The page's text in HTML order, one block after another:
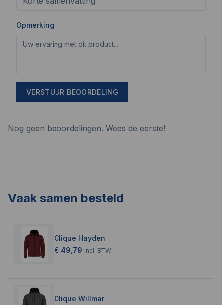
Opmerking
VERSTUUR BEOORDELING
Nog geen beoordelingen. Wees de eerste!
Vaak samen besteld
Clique Hayden
€ 49,79 incl. BTW
Clique Willmar